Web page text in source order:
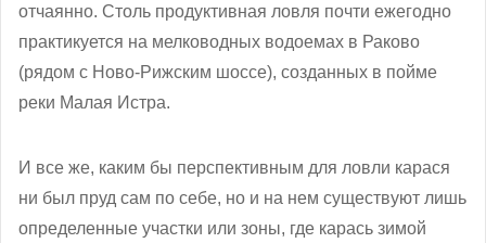
отчаянно. Столь продуктивная ловля почти ежегодно
практикуется на мелководных водоемах в Раково
(рядом с Ново-Рижским шоссе), созданных в пойме
реки Малая Истра.
И все же, каким бы перспективным для ловли карася
ни был пруд сам по себе, но и на нем существуют лишь
определенные участки или зоны, где карась зимой